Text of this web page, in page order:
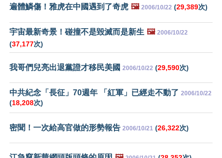
遍體鱗傷！雅虎在中國遇到了奇虎 🖼️ 2006/10/22 (29,389次)
宇宙最新奇景！碰撞不是毀滅而是新生 🖼️ 2006/10/22
(37,177次)
我哥們兒亮出退黨證才移民美國 2006/10/22 (29,590次)
中共紀念「長征」70週年 「紅軍」已經走不動了 2006/10/22
(18,208次)
密聞！一次給高官做的形勢報告 2006/10/21 (26,322次)